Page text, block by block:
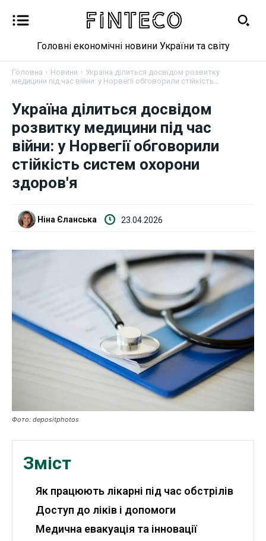
Новини
Бізнес
Фінанси
Валютний ринок
Криптовалюта
Робота і освіта
Публікації
ФОП
Курс валют
Ми в соц. мережах
Головні економічні новини України та світу
Головна Новини
Україна ділиться досвідом розвитку
медицини під час війни: у Норвегії обговорили стійкість...
Україна ділиться досвідом
розвитку медицини під час
війни: у Норвегії обговорили
стійкість систем охорони
здоров'я
Ніна Єланська 23.04.2026
Фото: depositphotos
Зміст
Як працюють лікарні під час обстрілів
Доступ до ліків і допомоги
Медична евакуація та інновації